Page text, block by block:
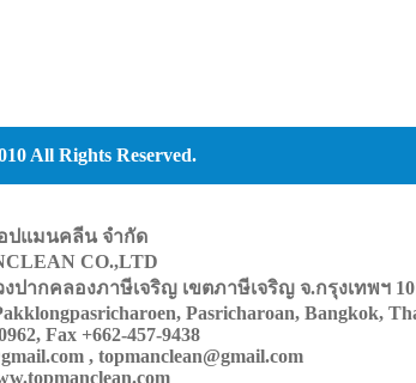
All Rights Reserved.
ปแมนคลีน จำกัด
CO.,LTD
ปากคลองภาษีเจริญ เขตภาษีเจริญ จ.กรุงเทพฯ
Pasricharoan, Bangkok,
Fax +662-457-9438
, topmanclean@gmail.com